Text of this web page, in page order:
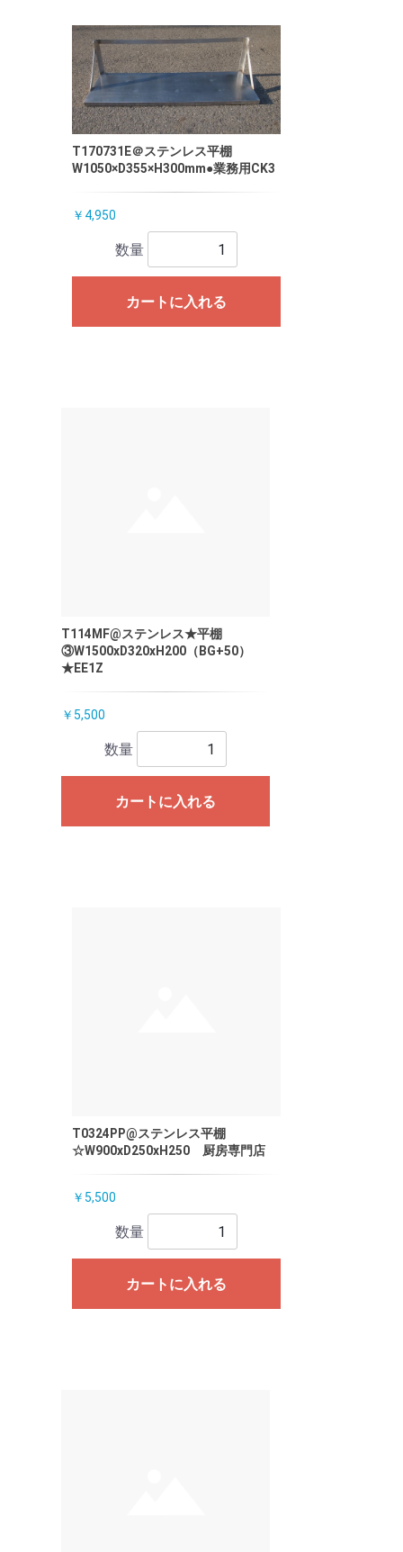
T170731E＠ステンレス平棚
W1050×D355×H300mm●業務用CK3
￥4,950
数量
カートに入れる
T114MF@ステンレス★平棚
③W1500xD320xH200（BG+50）
★EE1Z
￥5,500
数量
カートに入れる
T0324PP@ステンレス平棚
☆W900xD250xH250 厨房専門店
￥5,500
数量
カートに入れる